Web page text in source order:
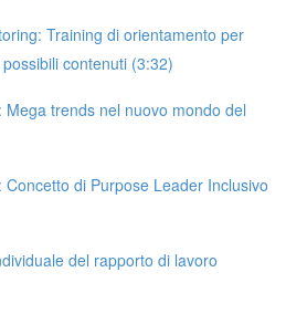
Training di orientamento per
contenuti (3:32)
Mega trends nel nuovo mondo del
Concetto di Purpose Leader Inclusivo
del rapporto di lavoro